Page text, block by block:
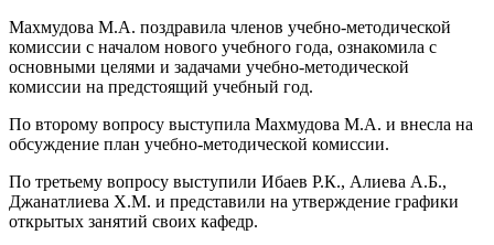
Махмудова М.А. поздравила членов учебно-методической
комиссии с началом нового учебного года, ознакомила с
основными целями и задачами учебно-методической
комиссии на предстоящий учебный год.
По второму вопросу выступила Махмудова М.А. и внесла на
обсуждение план учебно-методической комиссии.
По третьему вопросу выступили Ибаев Р.К., Алиева А.Б.,
Джанатлиева Х.М. и представили на утверждение графики
открытых занятий своих кафедр.